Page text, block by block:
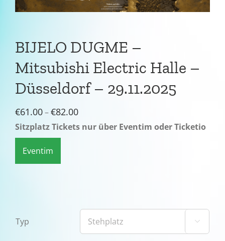
BIJELO DUGME –
Mitsubishi Electric Halle –
Düsseldorf – 29.11.2025
€61.00–€82.00Preisspanne:
€61.00
Sitzplatz Tickets nur über Eventim oder Ticketio
Eventim
Typ 